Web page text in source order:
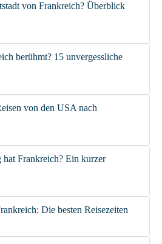
von Frankreich? Überblick
berühmt? 15 unvergessliche
von den USA nach
hat Frankreich? Ein kurzer
Die besten Reisezeiten